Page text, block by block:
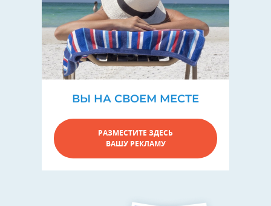
ВЫ НА СВОЕМ МЕСТЕ
РАЗМЕСТИТЕ ЗДЕСЬ
ВАШУ РЕКЛАМУ